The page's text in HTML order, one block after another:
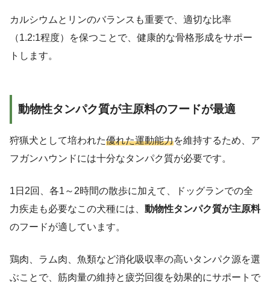
カルシウムとリンのバランスも重要で、適切な比率
（1.2:1程度）を保つことで、健康的な骨格形成をサポー
トします。
動物性タンパク質が主原料のフードが最適
狩猟犬として培われた優れた運動能力を維持するため、ア
フガンハウンドには十分なタンパク質が必要です。
1日2回、各1～2時間の散歩に加えて、ドッグランでの全
力疾走も必要なこの犬種には、 動物性タンパク質が主原料
のフードが適しています。
鶏肉、ラム肉、魚類など消化吸収率の高いタンパク源を選
ぶことで、筋肉量の維持と疲労回復を効果的にサポートで